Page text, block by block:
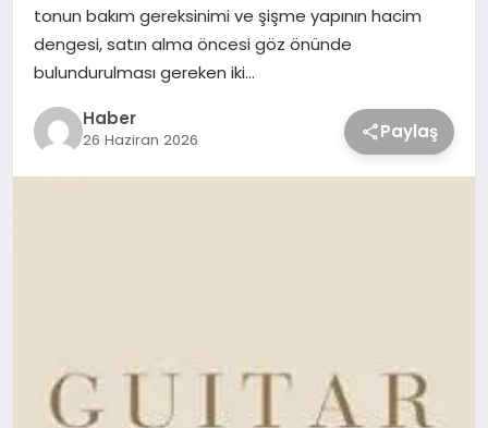
tonun bakım gereksinimi ve şişme yapının hacim
dengesi, satın alma öncesi göz önünde
bulundurulması gereken iki…
Haber
26 Haziran 2026 Paylaş